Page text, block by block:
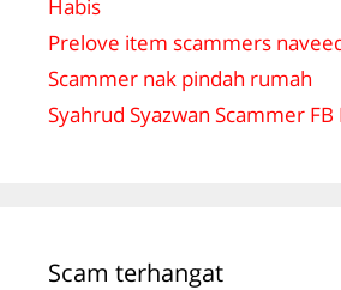
Habis
Prelove item scammers
Scammer nak pindah rumah
Syahrud Syazwan Scammer
Scam terhangat